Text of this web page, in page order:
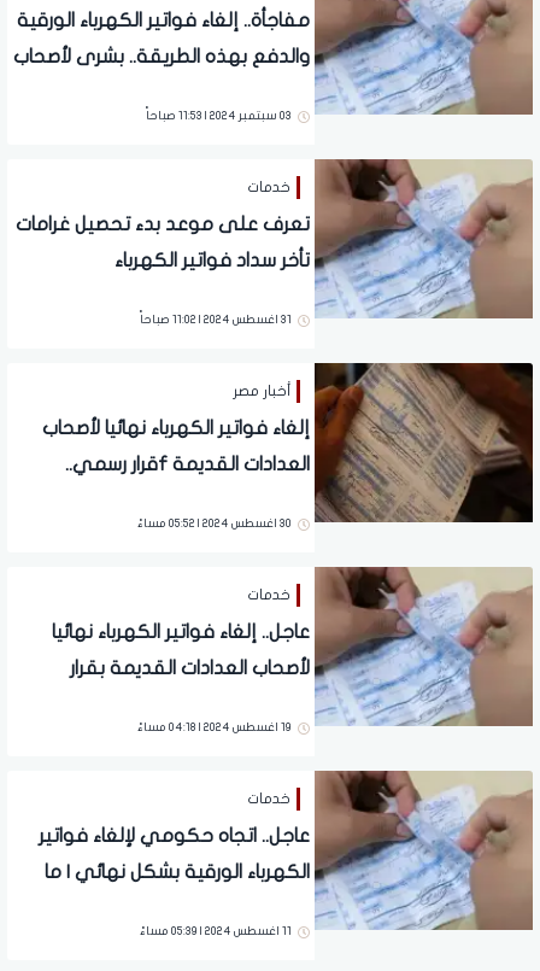
مفاجأة.. إلغاء فواتير الكهرباء الورقية
والدفع بهذه الطريقة.. بشرى لأصحاب
03 سبتمبر 2024 | 11:53 صباحاً
خدمات
تعرف على موعد بدء تحصيل غرامات
تأخر سداد فواتير الكهرباء
31 اغسطس 2024 | 11:02 صباحاً
أخبار مصر
إلغاء فواتير الكهرباء نهائيا لأصحاب
العدادات القديمة fقرار رسمي..
30 اغسطس 2024 | 05:52 مساءً
خدمات
عاجل.. إلغاء فواتير الكهرباء نهائيا
لأصحاب العدادات القديمة بقرار
19 اغسطس 2024 | 04:18 مساءً
خدمات
عاجل.. اتجاه حكومي لإلغاء فواتير
الكهرباء الورقية بشكل نهائي | ما
11 اغسطس 2024 | 05:39 مساءً